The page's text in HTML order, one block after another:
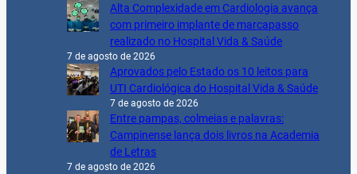
Alta Complexidade em Cardiologia avança
com primeiro implante de marcapasso
realizado no Hospital Vida & Saúde
7 de agosto de 2026
Aprovados pelo Estado os 10 leitos para
UTI Cardiológica do Hospital Vida & Saúde
7 de agosto de 2026
Entre pampas, colmeias e palavras:
Campinense lança dois livros na Academia
de Letras
7 de agosto de 2026